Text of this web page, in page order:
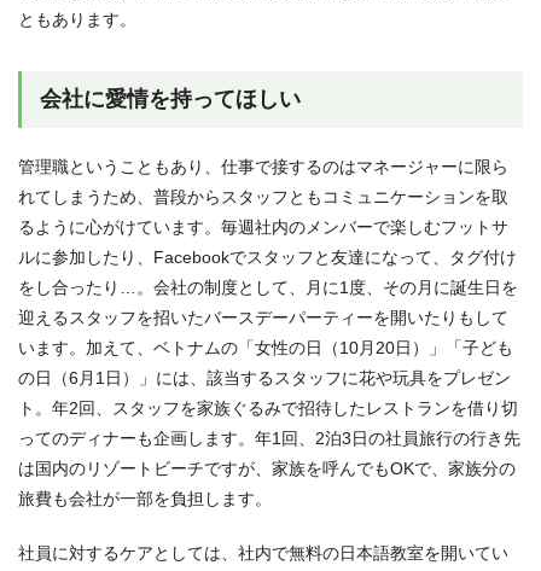
ともあります。
会社に愛情を持ってほしい
管理職ということもあり、仕事で接するのはマネージャーに限ら
れてしまうため、普段からスタッフともコミュニケーションを取
るように心がけています。毎週社内のメンバーで楽しむフットサ
ルに参加したり、Facebookでスタッフと友達になって、タグ付け
をし合ったり…。会社の制度として、月に1度、その月に誕生日を
迎えるスタッフを招いたバースデーパーティーを開いたりもして
います。加えて、ベトナムの「女性の日（10月20日）」「子ども
の日（6月1日）」には、該当するスタッフに花や玩具をプレゼン
ト。年2回、スタッフを家族ぐるみで招待したレストランを借り切
ってのディナーも企画します。年1回、2泊3日の社員旅行の行き先
は国内のリゾートビーチですが、家族を呼んでもOKで、家族分の
旅費も会社が一部を負担します。
社員に対するケアとしては、社内で無料の日本語教室を開いてい